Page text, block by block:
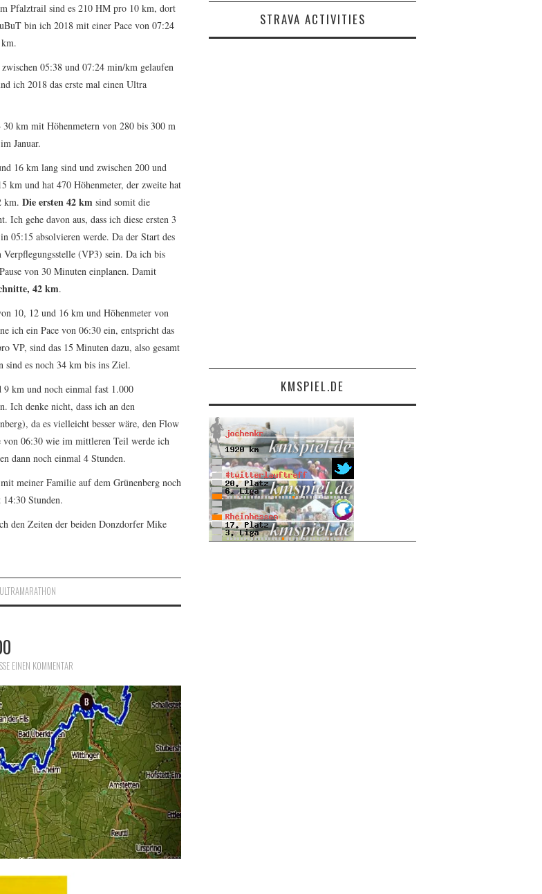
Pfalztrail sind es 210 HM pro 10 km, dort
bin ich 2018 mit einer Pace von 07:24
05:38 und 07:24 min/km gelaufen
ich 2018 das erste mal einen Ultra
km mit Höhenmetern von 280 bis 300 m
Januar.
16 km lang sind und zwischen 200 und
km und hat 470 Höhenmeter, der zweite hat
km. Die ersten 42 km sind somit die
Ich gehe davon aus, dass ich diese ersten 3
05:15 absolvieren werde. Da der Start des
(VP3) sein. Da ich bis
von 30 Minuten einplanen. Damit
42 km.
10, 12 und 16 km und Höhenmeter von
ich ein Pace von 06:30 ein, entspricht das
VP, sind das 15 Minuten dazu, also gesamt
es noch 34 km bis ins Ziel.
9 km und noch einmal fast 1.000
Ich denke nicht, dass ich an den
da es vielleicht besser wäre, den Flow
von 06:30 wie im mittleren Teil werde ich
dann noch einmal 4 Stunden.
meiner Familie auf dem Grünenberg noch
14:30 Stunden.
den Zeiten der beiden Donzdorfer Mike
ULTRAMARATHON
EINEN KOMMENTAR
STRAVA ACTIVITIES
KMSPIEL.DE